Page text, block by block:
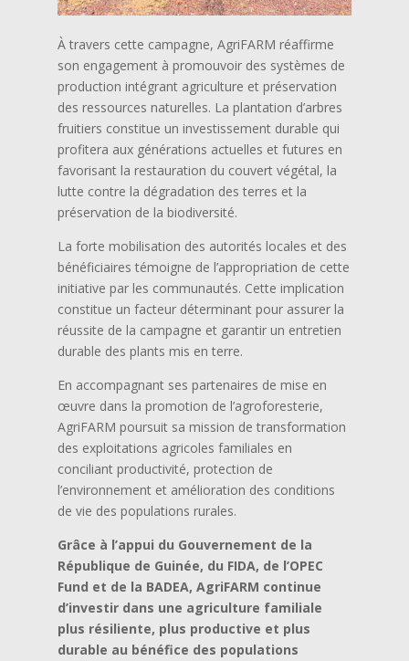
À travers cette campagne, AgriFARM réaffirme
son engagement à promouvoir des systèmes de
production intégrant agriculture et préservation
des ressources naturelles. La plantation d’arbres
fruitiers constitue un investissement durable qui
profitera aux générations actuelles et futures en
favorisant la restauration du couvert végétal, la
lutte contre la dégradation des terres et la
préservation de la biodiversité.
La forte mobilisation des autorités locales et des
bénéficiaires témoigne de l’appropriation de cette
initiative par les communautés. Cette implication
constitue un facteur déterminant pour assurer la
réussite de la campagne et garantir un entretien
durable des plants mis en terre.
En accompagnant ses partenaires de mise en
œuvre dans la promotion de l’agroforesterie,
AgriFARM poursuit sa mission de transformation
des exploitations agricoles familiales en
conciliant productivité, protection de
l’environnement et amélioration des conditions
de vie des populations rurales.
Grâce à l’appui du Gouvernement de la
République de Guinée, du FIDA, de l’OPEC
Fund et de la BADEA, AgriFARM continue
d’investir dans une agriculture familiale
plus résiliente, plus productive et plus
durable au bénéfice des populations